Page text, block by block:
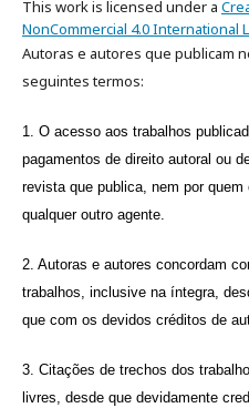
This work is licensed under a
NonCommercial 4.0 International
Autoras e autores que publicam
seguintes termos:
1. O acesso aos trabalhos
pagamentos de direito autoral ou
revista que publica, nem por quem
qualquer outro agente.
2. Autoras e autores concordam
trabalhos, inclusive na íntegra,
que com os devidos créditos de
3. Citações de trechos dos
livres, desde que devidamente